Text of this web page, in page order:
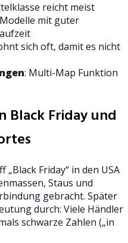
reicht meist
mit guter
sich oft, damit es nicht
: Multi-Map Funktion
Black Friday und
Friday“ in den USA
Staus und
gebracht. Später
durch: Viele Händler
schwarze Zahlen („in